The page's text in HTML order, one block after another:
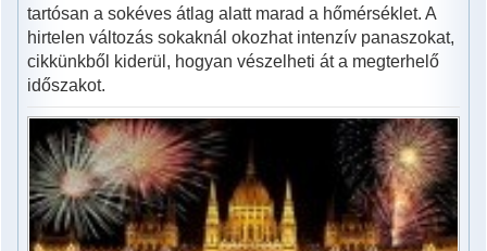
tartósan a sokéves átlag alatt marad a hőmérséklet. A
hirtelen változás sokaknál okozhat intenzív panaszokat,
cikkünkből kiderül, hogyan vészelheti át a megterhelő
időszakot.